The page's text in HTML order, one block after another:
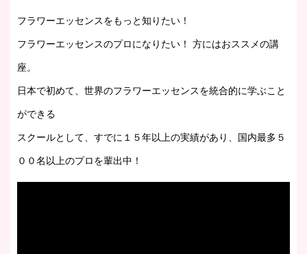
フラワーエッセンスをもっと知りたい！
フラワーエッセンスのプロになりたい！ 方にはおススメの講
座。
日本で初めて、世界のフラワーエッセンスを統合的に学ぶこと
ができる
スクールとして、すでに１５年以上の実績があり、国内最多５
００名以上のプロを輩出中！